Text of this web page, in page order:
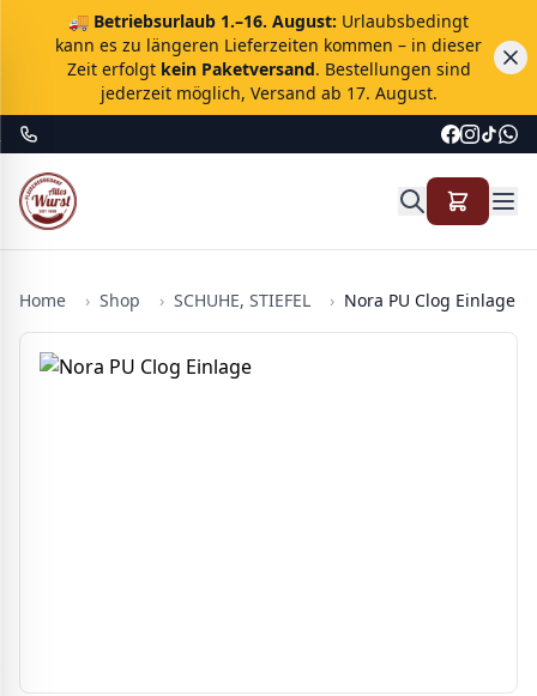
🚚 Betriebsurlaub 1.–16. August: Urlaubsbedingt
kann es zu längeren Lieferzeiten kommen – in dieser
Zeit erfolgt kein Paketversand. Bestellungen sind
jederzeit möglich, Versand ab 17. August.
Home › Shop › SCHUHE, STIEFEL › Nora PU Clog Einlage